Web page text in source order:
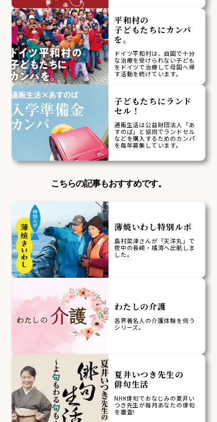
平和村の
子どもたちにカンパ
を。
ドイツ平和村は、自国で十分
な治療を受けられない子ども
をドイツで治療して母国へ帰
す活動を続けています。
子どもたちにランド
セル！
通販生活は公益財団法人「あ
すのば」と協同でランドセル
などを購入するためのカンパ
を毎年募集しています。
こちらの記事もおすすめです。
薄焼いわし特別ルポ
島村菜津さんが「天洋丸」で
夜中の長崎・橘湾へ出航しま
した。
わたしの介護
各界著名人の介護体験を伺う
シリーズ。
夏井いつき先生の
俳句生活
NHK俳句でおなじみの夏井い
つき先生が毎月あなたの俳句
を審査!